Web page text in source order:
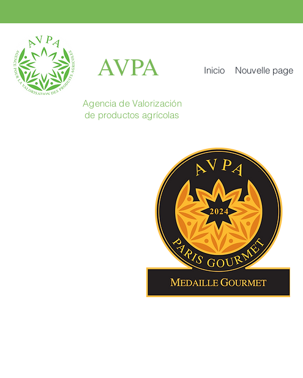
AVPA Inicio Nouvelle page
Agencia de Valorización
de productos agrícolas